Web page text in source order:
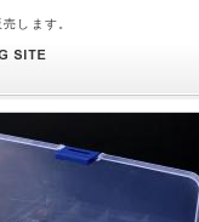
します。